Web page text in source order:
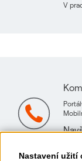
Nastavení užití
V